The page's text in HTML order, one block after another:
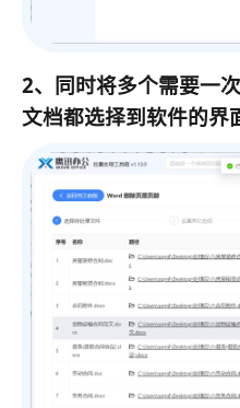
2、同时将多个需要一
文档都选择到软件的界